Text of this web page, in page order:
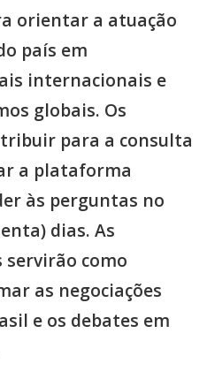
orientar a atuação
país em
internacionais e
globais. Os
para a consulta
a plataforma
às perguntas no
dias. As
como
as negociações
e os debates em